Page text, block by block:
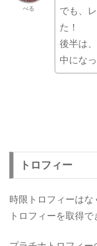
べる
でも、
た！
後半は
中にな
トロフィー
時限トロフィーはな
トロフィーを取得で